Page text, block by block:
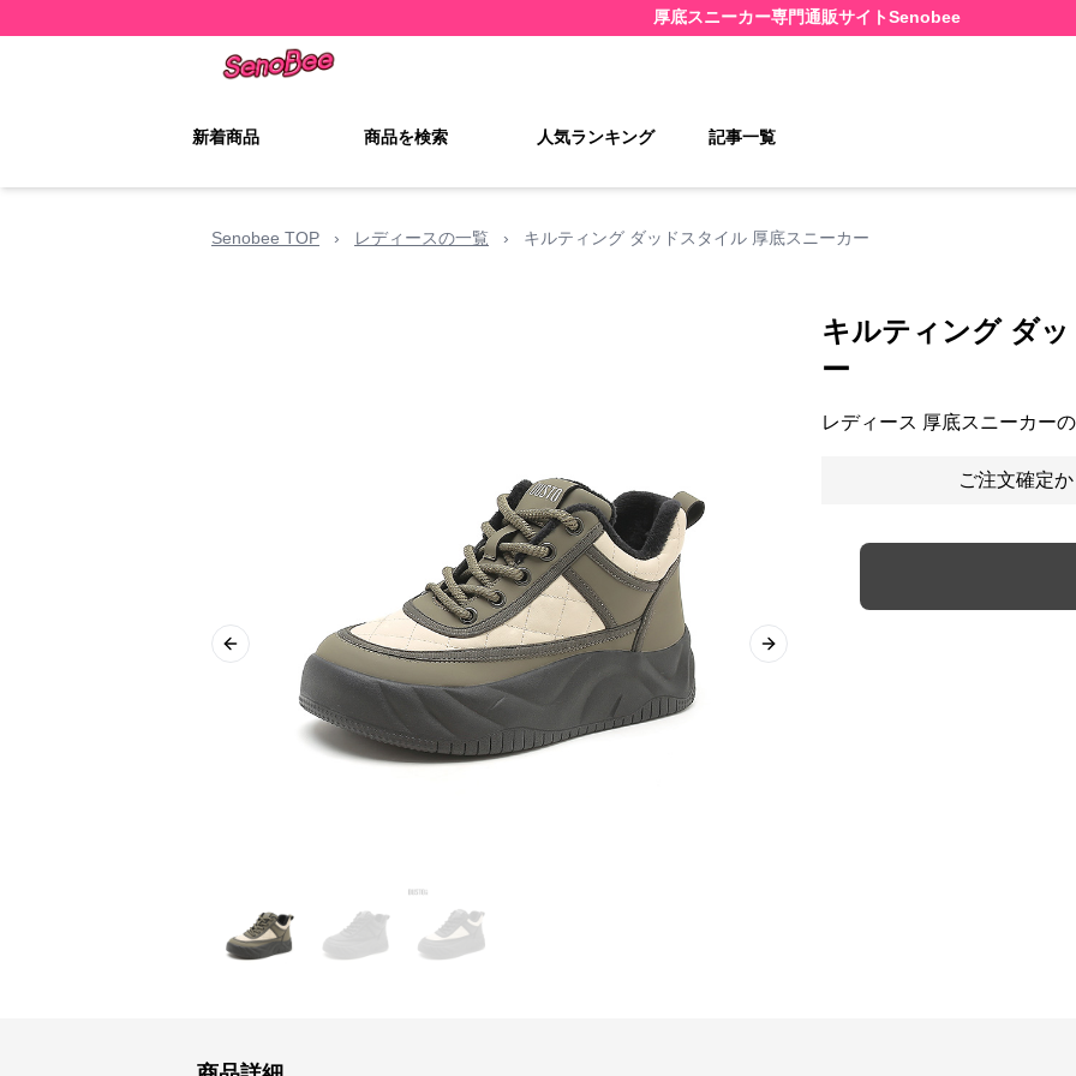
厚底スニーカー専門通販サイトSenobee
新着商品 商品を検索 人気ランキング 記事一覧
Senobee TOP › レディースの一覧 › キルティング ダッドスタイル 厚底スニーカー
Previous slide Next slide
キルティング ダ
ー
レディース 厚底スニーカー
ご注文確定